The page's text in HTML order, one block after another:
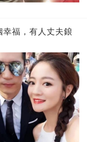
幸福，有人丈夫鋃